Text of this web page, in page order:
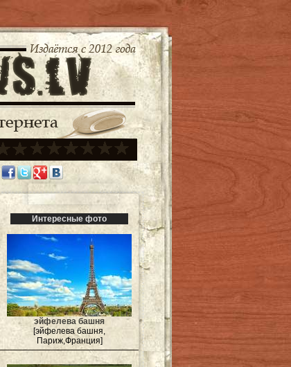
Интересные фото
эйфелева башня
[эйфелева башня,
Париж,Франция]